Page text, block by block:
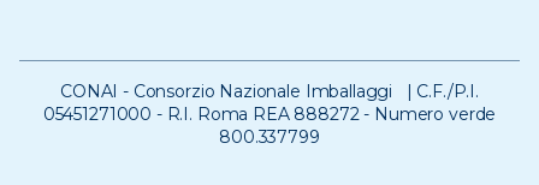
CONAI - Consorzio Nazionale Imballaggi | C.F./P.I.
05451271000 - R.I. Roma REA 888272 - Numero verde
800.337799